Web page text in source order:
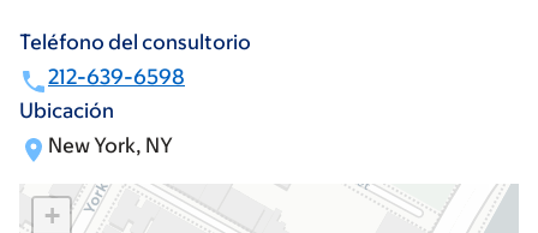
Teléfono del consultorio
212-639-6598
Ubicación
New York, NY
+